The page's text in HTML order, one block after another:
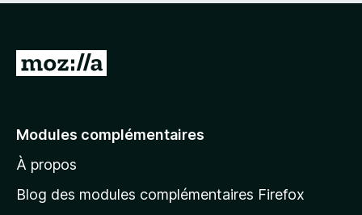
A
e
à
l
Modules complémentaires
À propos
Blog des modules complémentaires Firefox